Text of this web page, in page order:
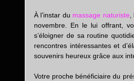
À l’instar du massage naturiste
novembre. En le lui offrant,
s’éloigner de sa routine
rencontres intéressantes et
souvenirs heureux grâce aux
Votre proche bénéficiaire du